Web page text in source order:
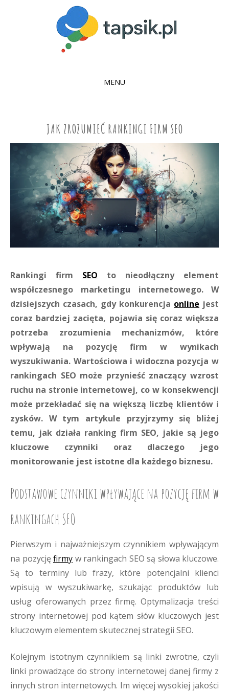
MENU
JAK ZROZUMIEĆ RANKINGI FIRM SEO
Rankingi firm SEO to nieodłączny element
współczesnego marketingu internetowego. W
dzisiejszych czasach, gdy konkurencja online jest
coraz bardziej zacięta, pojawia się coraz większa
potrzeba zrozumienia mechanizmów, które
wpływają na pozycję firm w wynikach
wyszukiwania. Wartościowa i widoczna pozycja w
rankingach SEO może przynieść znaczący wzrost
ruchu na stronie internetowej, co w konsekwencji
może przekładać się na większą liczbę klientów i
zysków. W tym artykule przyjrzymy się bliżej
temu, jak działa ranking firm SEO, jakie są jego
kluczowe czynniki oraz dlaczego jego
monitorowanie jest istotne dla każdego biznesu.
Podstawowe czynniki wpływające na pozycję firm w
rankingach SEO
Pierwszym i najważniejszym czynnikiem wpływającym
na pozycję firmy w rankingach SEO są słowa kluczowe.
Są to terminy lub frazy, które potencjalni klienci
wpisują w wyszukiwarkę, szukając produktów lub
usług oferowanych przez firmę. Optymalizacja treści
strony internetowej pod kątem słów kluczowych jest
kluczowym elementem skutecznej strategii SEO.
Kolejnym istotnym czynnikiem są linki zwrotne, czyli
linki prowadzące do strony internetowej danej firmy z
innych stron internetowych. Im więcej wysokiej jakości